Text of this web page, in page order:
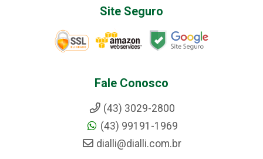
Site Seguro
Fale Conosco
(43) 3029-2800
(43) 99191-1969
dialli@dialli.com.br